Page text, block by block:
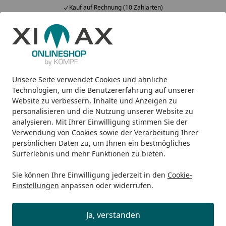
Unsere Seite verwendet Cookies und ähnliche
Technologien, um die Benutzererfahrung auf unserer
Website zu verbessern, Inhalte und Anzeigen zu
personalisieren und die Nutzung unserer Website zu
analysieren. Mit Ihrer Einwilligung stimmen Sie der
Verwendung von Cookies sowie der Verarbeitung Ihrer
persönlichen Daten zu, um Ihnen ein bestmögliches
Surferlebnis und mehr Funktionen zu bieten.
Sie können Ihre Einwilligung jederzeit in den Cookie-
Einstellungen anpassen oder widerrufen.
Ja, verstanden
Kauf auf Rechnung (10 Zahlarten)
Alle Produkte
Mein Konto
Suchen
Startseite
Design-Carports Linea Ximax Solar-Carport Linea Typ
Ximax Solar-Carport Linea Typ 60
495 x 302 cm